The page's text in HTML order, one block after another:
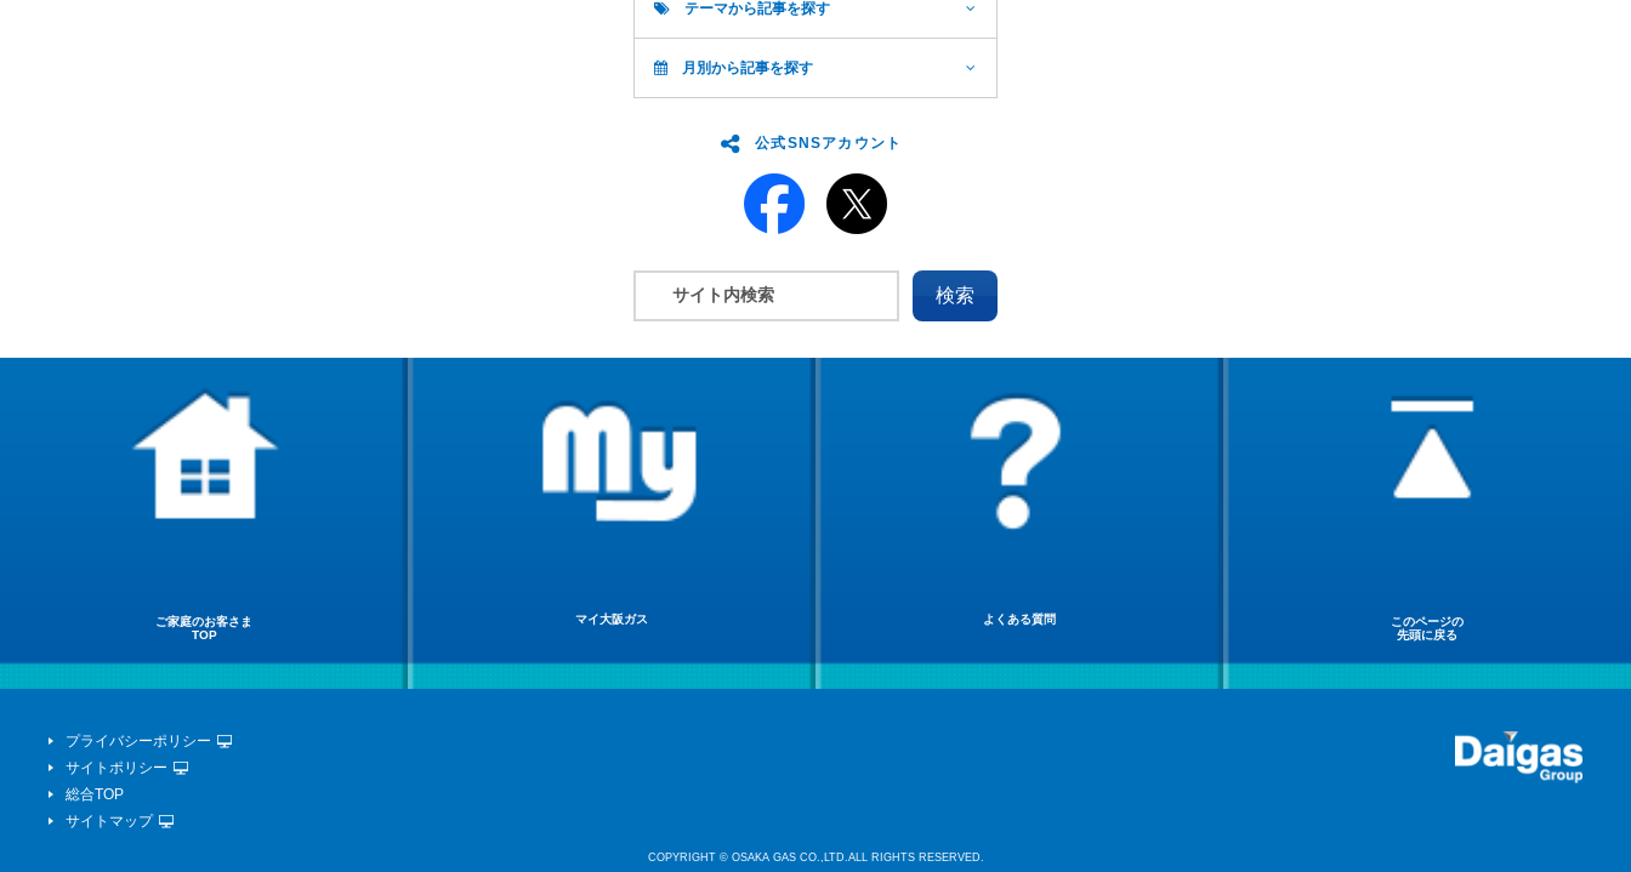
テーマから記事を探す
月別から記事を探す
公式SNSアカウント
ご家庭のお客さま
TOP
マイ大阪ガス よくある質問
このページの
先頭に戻る
プライバシーポリシー
サイトポリシー
総合TOP
サイトマップ
COPYRIGHT © OSAKA GAS CO.,LTD.ALL RIGHTS RESERVED.